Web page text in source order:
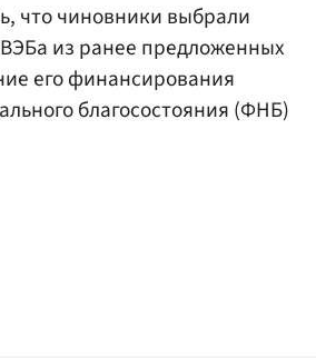
что чиновники выбрали
из ранее предложенных
его финансирования
благосостояния (ФНБ)